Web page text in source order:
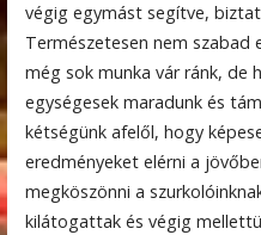
végig egymást segítve,
Természetesen nem szabad
még sok munka vár ránk, de
egységesek maradunk és
kétségünk afelől, hogy
eredményeket elérni a
megköszönni a
kilátogattak és végig